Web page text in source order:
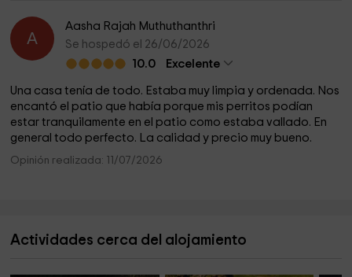
A
Aasha Rajah Muthuthanthri
Se hospedó el 26/06/2026
10.0
Excelente
Una casa tenía de todo. Estaba muy limpia y ordenada. Nos
encantó el patio que había porque mis perritos podían
estar tranquilamente en el patio como estaba vallado. En
general todo perfecto. La calidad y precio muy bueno.
Opinión realizada: 11/07/2026
Actividades cerca del alojamiento